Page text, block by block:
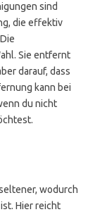
sind
die effektiv
Sie entfernt
darauf, dass
kann bei
du nicht
wodurch
Hier reicht